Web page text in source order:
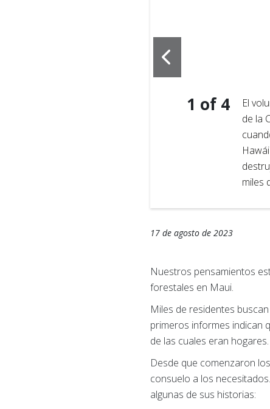
1 of4
El
de la
miles
17 de agosto de 2023
Nuestros pensamientos
forestales en Maui.
Miles de residentes
primeros informes indican
de las cuales eran hogares.
Desde que comenzaron
consuelo a los
algunas de sus historias: